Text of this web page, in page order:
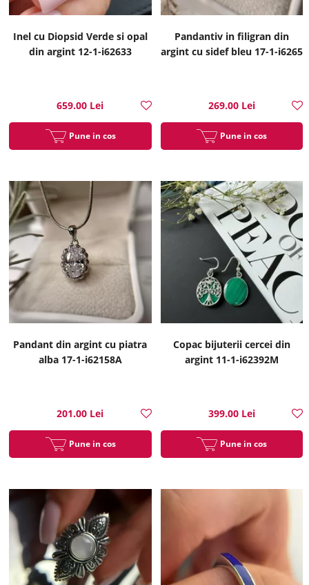
Inel cu Diopsid Verde si opal
din argint 12-1-i62633
659.00 Lei
Pune in cos
Pandantiv in filigran din
argint cu sidef bleu 17-1-i6265
269.00 Lei
Pune in cos
Pandant din argint cu piatra
alba 17-1-i62158A
201.00 Lei
Pune in cos
Copac bijuterii cercei din
argint 11-1-i62392M
399.00 Lei
Pune in cos